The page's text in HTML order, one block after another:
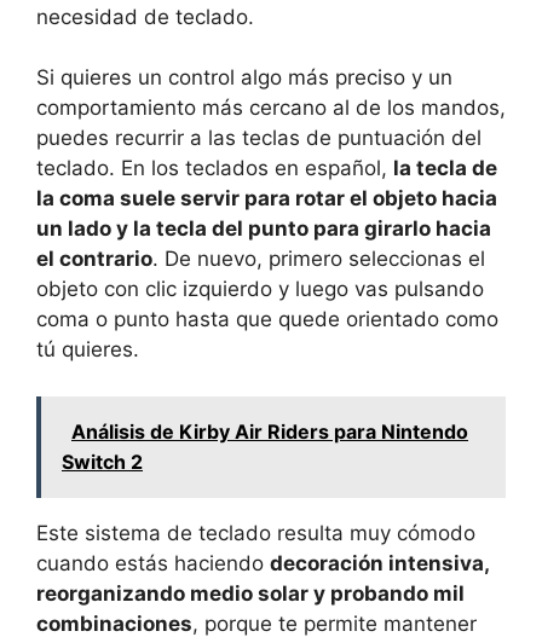
necesidad de teclado.
Si quieres un control algo más preciso y un
comportamiento más cercano al de los mandos,
puedes recurrir a las teclas de puntuación del
teclado. En los teclados en español, la tecla de
la coma suele servir para rotar el objeto hacia
un lado y la tecla del punto para girarlo hacia
el contrario. De nuevo, primero seleccionas el
objeto con clic izquierdo y luego vas pulsando
coma o punto hasta que quede orientado como
tú quieres.
Análisis de Kirby Air Riders para Nintendo
Switch 2
Este sistema de teclado resulta muy cómodo
cuando estás haciendo decoración intensiva,
reorganizando medio solar y probando mil
combinaciones, porque te permite mantener